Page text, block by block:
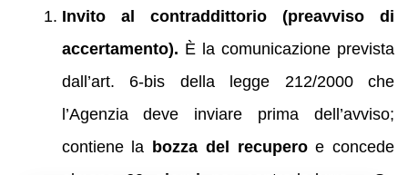
Invito al contraddittorio (preavviso di
accertamento). È la comunicazione prevista
dall’art. 6-bis della legge 212/2000 che
l’Agenzia deve inviare prima dell’avviso;
contiene la bozza del recuperoe concede